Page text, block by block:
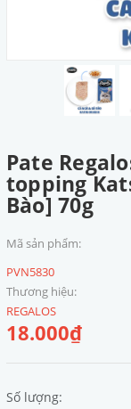
Pate
topping
Bào] 70g
Mã sản phẩm:
PVN5830
Thương hiệu:
REGALOS
18.000₫
Số lượng: